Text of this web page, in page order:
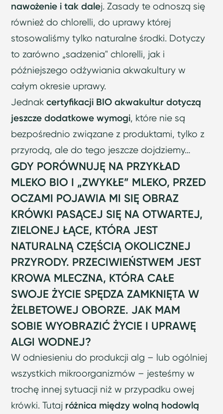
nawożenie i tak dalej. Zasady te odnoszą się
również do chlorelli, do uprawy której
stosowaliśmy tylko naturalne środki. Dotyczy
to zarówno „sadzenia" chlorelli, jak i
późniejszego odżywiania akwakultury w
całym okresie uprawy.
Jednakcertyfikacji BIO akwakultur dotyczą
jeszcze dodatkowe wymogi, które nie są
bezpośrednio związane z produktami, tylko z
przyrodą, ale do tego jeszcze dojdziemy…
GDY PORÓWNUJĘ NA PRZYKŁAD
MLEKO BIO I „ZWYKŁE” MLEKO, PRZED
OCZAMI POJAWIA MI SIĘ OBRAZ
KRÓWKI PASĄCEJ SIĘ NA OTWARTEJ,
ZIELONEJ ŁĄCE, KTÓRA JEST
NATURALNĄ CZĘŚCIĄ OKOLICZNEJ
PRZYRODY. PRZECIWIEŃSTWEM JEST
KROWA MLECZNA, KTÓRA CAŁE
SWOJE ŻYCIE SPĘDZA ZAMKNIĘTA W
ŻELBETOWEJ OBORZE. JAK MAM
SOBIE WYOBRAZIĆ ŻYCIE I UPRAWĘ
ALGI WODNEJ?
W odniesieniu do produkcji alg – lub ogólniej
wszystkich mikroorganizmów – jesteśmy w
trochę innej sytuacji niż w przypadku owej
krówki. Tutaj różnica między wolną hodowlą